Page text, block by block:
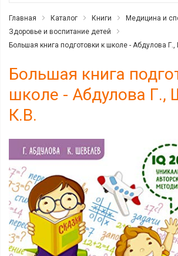
Главная Каталог Книги
Медицина и
Здоровье и воспитание детей
Большая книга подготовки к школе - Абдулова
Большая книга
школе - Абдулова Г.,
К.В.